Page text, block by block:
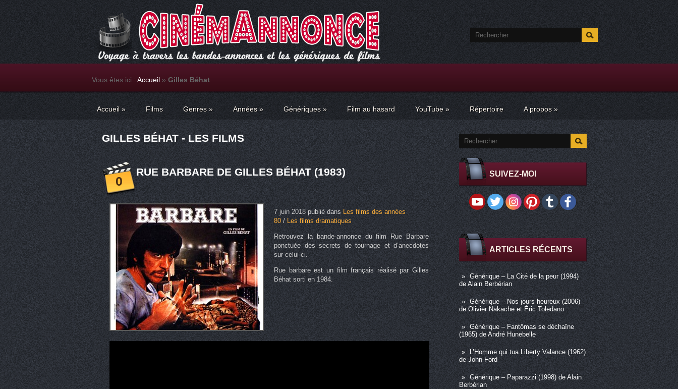
Vous êtes ici : Accueil » Gilles Béhat
Accueil » Films Genres» Années » Génériques » Film au hasard YouTube » Répertoire A propos »
SUIVEZ-MOI
ARTICLES RÉCENTS
Générique – La Cité de la peur (1994)
de Alain Berbérian
Générique – Nos jours heureux (2006)
de Olivier Nakache et Éric Toledano
Générique – Fantômas se déchaîne
(1965) de André Hunebelle
L’Homme qui tua Liberty Valance (1962)
de John Ford
Générique – Paparazzi (1998) de Alain
Berbérian
GILLES BÉHAT - LES FILMS
0
RUE BARBARE DE GILLES BÉHAT (1983)
7 juin 2018publié dans Les films des années
80/ Les films dramatiques
Retrouvez la bande-annonce du film Rue Barbare
ponctuée des secrets de tournage et d’anecdotes
sur celui-ci.
Rue barbare est un film français réalisé par Gilles
Béhat sorti en 1984.